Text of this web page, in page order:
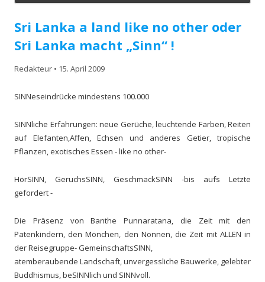
Zum
springen
Sri Lanka a land like no other oder
Sri Lanka macht „Sinn“ !
Redakteur • 15. April 2009
SINNeseindrücke mindestens 100.000
SINNliche Erfahrungen: neue Gerüche, leuchtende Farben, Reiten
auf Elefanten,Affen, Echsen und anderes Getier, tropische
Pflanzen, exotisches Essen - like no other-
HörSINN, GeruchsSINN, GeschmackSINN -bis aufs Letzte
gefordert -
Die Präsenz von Banthe Punnaratana, die Zeit mit den
Patenkindern, den Mönchen, den Nonnen, die Zeit mit ALLEN in
der Reisegruppe- GemeinschaftsSINN,
atemberaubende Landschaft, unvergessliche Bauwerke, gelebter
Buddhismus, beSINNlich und SINNvoll.